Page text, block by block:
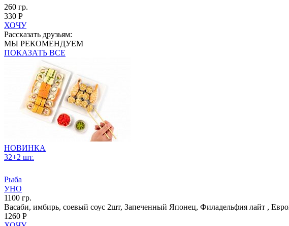
260 гр.
330 Р
ХОЧУ
Рассказать друзьям:
МЫ РЕКОМЕНДУЕМ
ПОКАЗАТЬ ВСЕ
НОВИНКА
32+2 шт.
Рыба
УНО
1100 гр.
Васаби, имбирь, соевый соус 2шт, Запеченный Японец, Филадельфия лайт ,
1260 Р